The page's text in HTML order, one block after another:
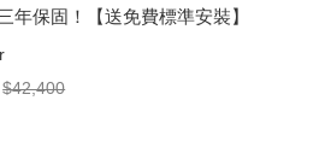
年保固！【送免費標準安裝】
$42,400